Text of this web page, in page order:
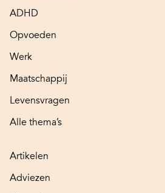
ADHD
Opvoeden
Werk
Maatschappij
Levensvragen
Alle thema’s
Artikelen
Adviezen